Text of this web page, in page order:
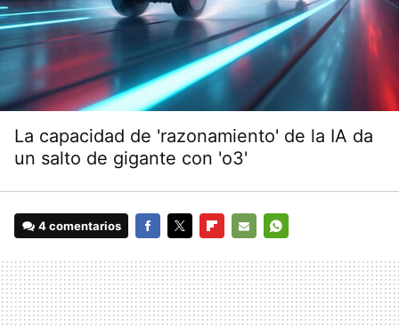
La capacidad de 'razonamiento' de la IA da
un salto de gigante con 'o3'
4 comentarios
MAIL